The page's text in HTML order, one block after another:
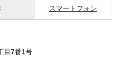
スマートフォン
目7番1号